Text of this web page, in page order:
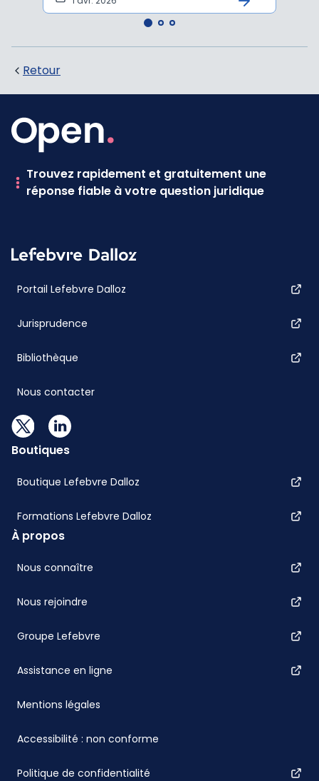
Retour
Trouvez rapidement et gratuitement une
réponse fiable à votre question juridique
Portail Lefebvre Dalloz
Jurisprudence
Bibliothèque
Nous contacter
Boutiques
Boutique Lefebvre Dalloz
Formations Lefebvre Dalloz
À propos
Nous connaître
Nous rejoindre
Groupe Lefebvre
Assistance en ligne
Mentions légales
Accessibilité : non conforme
Politique de confidentialité